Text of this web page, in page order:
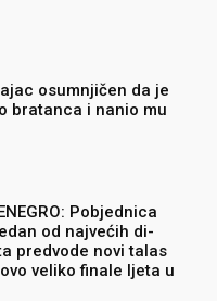
osumnjičen da je
bratanca i nanio mu
Pobjednica
od najvećih di-
predvode novi talas
veliko finale ljeta u